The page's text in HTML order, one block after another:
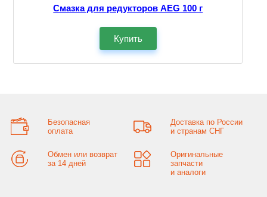
Смазка для редукторов AEG 100 г
Купить
Безопасная
оплата
Доставка по России
и странам СНГ
Обмен или возврат
за 14 дней
Оригинальные
запчасти
и аналоги